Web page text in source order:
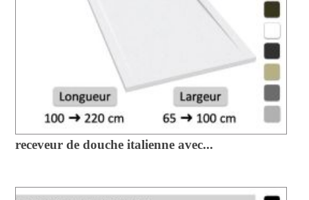
receveur de douche italienne avec...